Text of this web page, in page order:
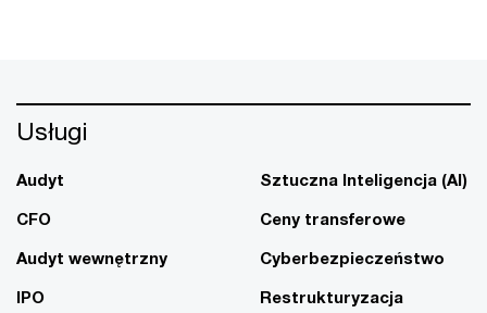
Usługi
Audyt
CFO
Audyt wewnętrzny
IPO
Sztuczna Inteligencja (AI)
Ceny transferowe
Cyberbezpieczeństwo
Restrukturyzacja